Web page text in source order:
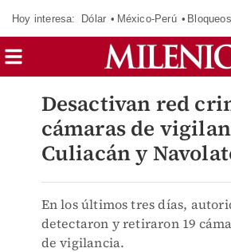
Hoy interesa: Dólar México-Perú
Desactivan red
cámaras de
Culiacán y
En los últimos tres días,
detectaron y retiraron 19
de vigilancia.